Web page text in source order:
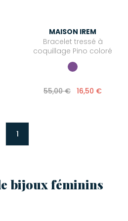
MAISON IREM
Bracelet tressé à
coquillage Pino coloré
55,00 € 16,50 €
1
bijoux féminins